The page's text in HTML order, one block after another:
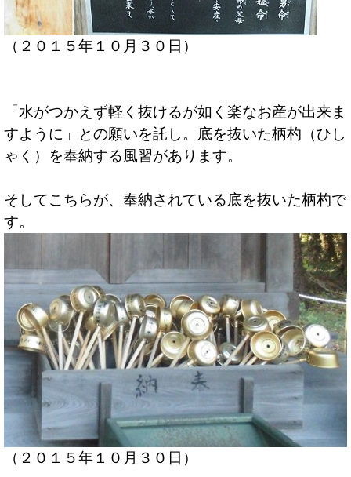
（２０１５年１０月３０日）
「水がつかえず軽く抜けるが如く楽なお産が出来ま
すように」との願いを託し。底を抜いた柄杓（ひし
ゃく）を奉納する風習があります。
そしてこちらが、奉納されている底を抜いた柄杓で
す。
（２０１５年１０月３０日）